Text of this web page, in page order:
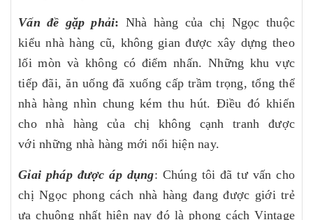
Vấn đề gặp phải: Nhà hàng của chị Ngọc thuộc
kiểu nhà hàng cũ, không gian được xây dựng theo
lối mòn và không có điểm nhấn. Những khu vực
tiếp đãi, ăn uống đã xuống cấp trầm trọng, tổng thể
nhà hàng nhìn chung kém thu hút. Điều đó khiến
cho nhà hàng của chị không cạnh tranh được
với những nhà hàng mới nổi hiện nay.
Gỉai pháp được áp dụng: Chúng tôi đã tư vấn cho
chị Ngọc phong cách nhà hàng đang được giới trẻ
ưa chuộng nhất hiện nay đó là phong cách Vintage